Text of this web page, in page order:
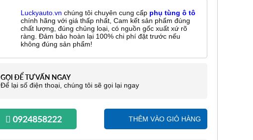
Luckyauto.vn chúng tôi chuyên cung cấp phụ tùng ô tô
chính hãng với giá thấp nhất, Cam kết sản phẩm đúng
chất lượng, đúng chủng loại, có nguồn gốc xuất xứ rõ
ràng. Đảm bảo hoàn lại 100% chi phí đặt trước nếu
không đúng sản phẩm!
GỌI ĐỂ TƯ VẤN NGAY
Để lại số điện thoại, chúng tôi sẽ gọi lại ngay
0924858222 THÊM VÀO GIỎ HÀNG